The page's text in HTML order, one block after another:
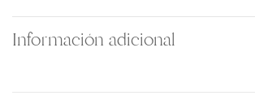
Información adicional